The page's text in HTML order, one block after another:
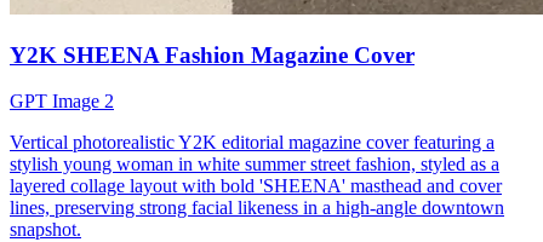
Y2K SHEENA Fashion Magazine Cover
GPT Image 2
Vertical photorealistic Y2K editorial magazine cover featuring a
stylish young woman in white summer street fashion, styled as a
layered collage layout with bold 'SHEENA' masthead and cover
lines, preserving strong facial likeness in a high-angle downtown
snapshot.